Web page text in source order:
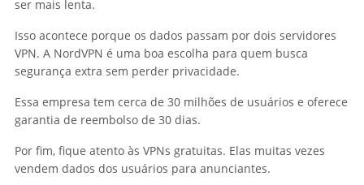
ser mais lenta.
Isso acontece porque os dados passam por dois servidores
VPN. A NordVPN é uma boa escolha para quem busca
segurança extra sem perder privacidade.
Essa empresa tem cerca de 30 milhões de usuários e oferece
garantia de reembolso de 30 dias.
Por fim, fique atento às VPNs gratuitas. Elas muitas vezes
vendem dados dos usuários para anunciantes.